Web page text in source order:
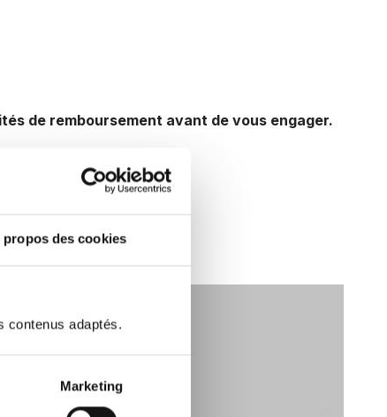
propos des cookies
contenus adaptés.
Marketing
de remboursement avant de vous engager.